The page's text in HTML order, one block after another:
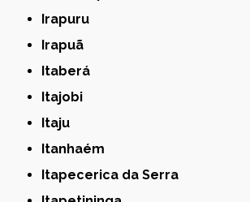
Irapuru
Irapuã
Itaberá
Itajobi
Itaju
Itanhaém
Itapecerica da Serra